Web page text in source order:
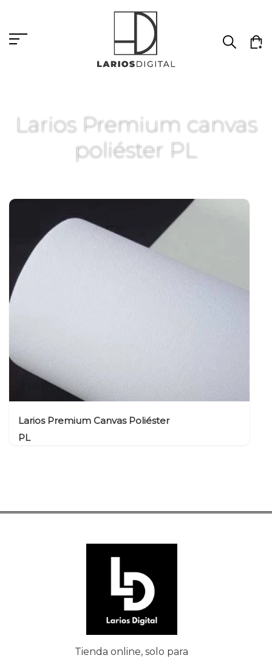
Larios Premium canvas
poliéster PL
Larios Premium Canvas Poliéster
PL
Tienda online, solo para